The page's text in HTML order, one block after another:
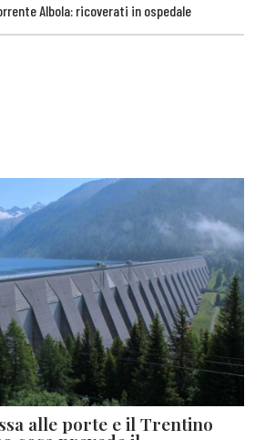
Albola: ricoverati in ospedale
alle porte e il Trentino